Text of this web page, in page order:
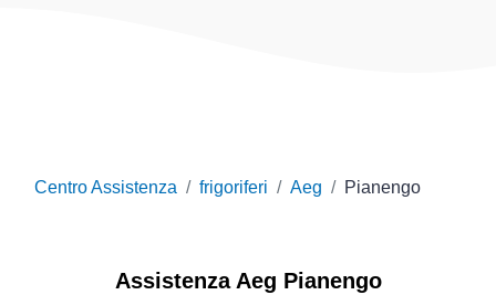
Centro Assistenza frigoriferi Aeg Pianengo
Assistenza Aeg Pianengo